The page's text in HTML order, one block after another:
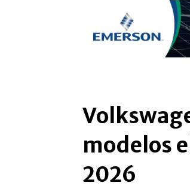
modelos
2026